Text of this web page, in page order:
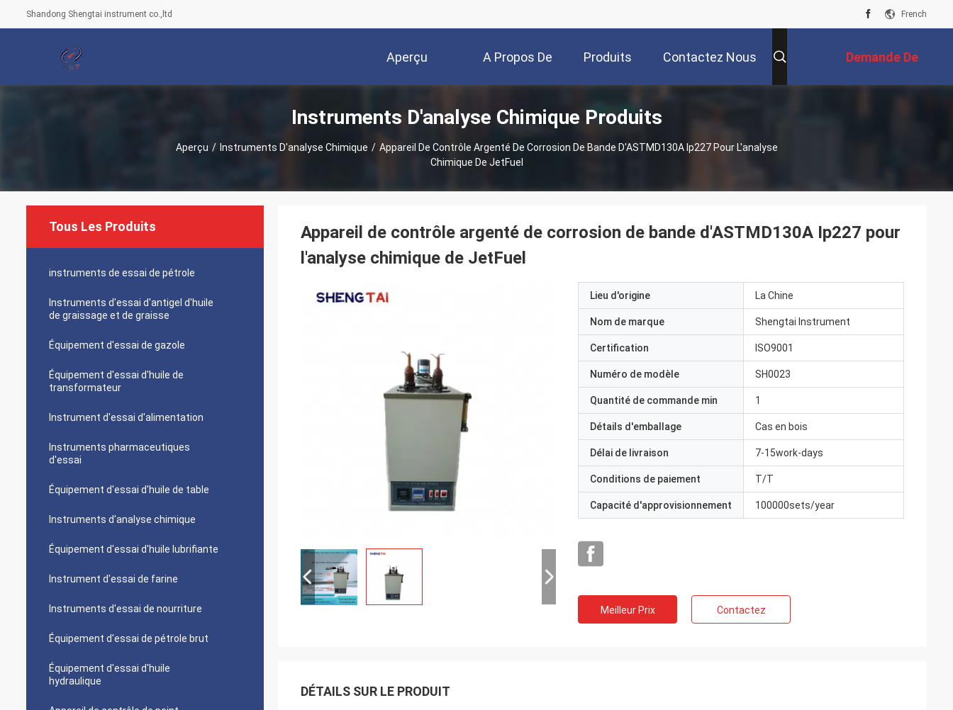
Shandong Shengtai instrument co.,ltd French
Aperçu A Propos De
Nous
Produits Contactez Nous Demande De
Soumission
Instruments D'analyse Chimique Produits
Aperçu / Instruments D'analyse Chimique / Appareil De Contrôle Argenté De Corrosion De Bande D'ASTMD130A Ip227 Pour L'analyse
Chimique De JetFuel
Tous Les Produits
instruments de essai de pétrole
Instruments d'essai d'antigel d'huile
de graissage et de graisse
Équipement d'essai de gazole
Équipement d'essai d'huile de
transformateur
Instrument d'essai d'alimentation
Instruments pharmaceutiques
d'essai
Équipement d'essai d'huile de table
Instruments d'analyse chimique
Équipement d'essai d'huile lubrifiante
Instrument d'essai de farine
Instruments d'essai de nourriture
Équipement d'essai de pétrole brut
Équipement d'essai d'huile
hydraulique
Appareil de contrôle argenté de corrosion de bande d'ASTMD130A Ip227 pour
l'analyse chimique de JetFuel
Lieu d'origine La Chine
Nom de marque Shengtai Instrument
Certification ISO9001
Numéro de modèle SH0023
Quantité de commande min 1
Détails d'emballage Cas en bois
Délai de livraison 7-15work-days
Conditions de paiement T/T
Capacité d'approvisionnement 100000sets/year
Meilleur Prix Contactez
DÉTAILS SUR LE PRODUIT